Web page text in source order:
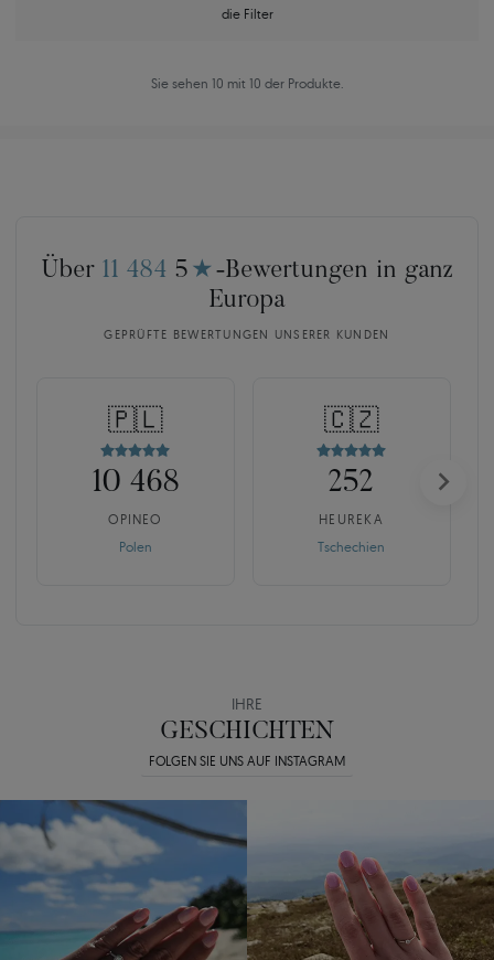
die Filter
Sie sehen 10 mit 10 der Produkte.
Über 11 484 5 ★ -Bewertungen in ganz
Europa
GEPRÜFTE BEWERTUNGEN UNSERER KUNDEN
🇵🇱
10 468
OPINEO
Polen
🇨🇿
252
HEUREKA
Tschechien
IHRE
GESCHICHTEN
FOLGEN SIE UNS AUF INSTAGRAM